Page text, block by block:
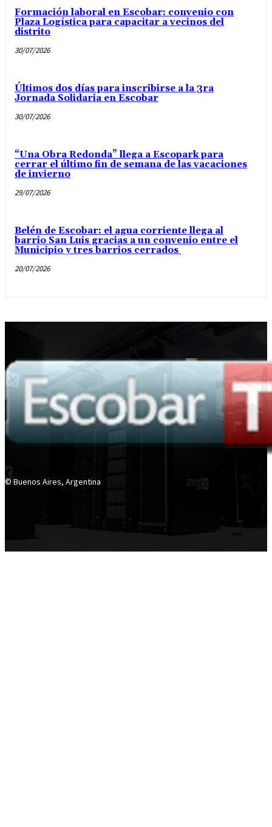
Formación laboral en Escobar: convenio con
Plaza Logística para capacitar a vecinos del
distrito
30/07/2026
Últimos dos días para inscribirse a la 3ra
Jornada Solidaria en Escobar
30/07/2026
“Una Obra Redonda” llega a Escopark para
cerrar el último fin de semana de las vacaciones
de invierno
29/07/2026
Belén de Escobar: el agua corriente llega al
barrio San Luis gracias a un convenio entre el
Municipio y tres barrios cerrados
20/07/2026
© Buenos Aires, Argentina